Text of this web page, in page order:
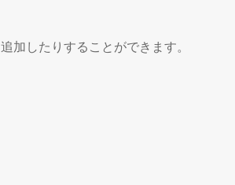
加したりすることができます。